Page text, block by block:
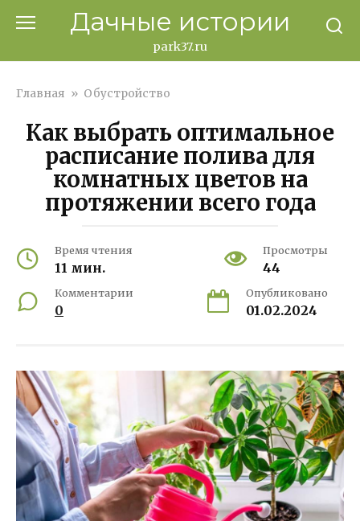
Дачные истории
park37.ru
Главная » Обустройство
Как выбрать оптимальное
расписание полива для
комнатных цветов на
протяжении всего года
Время чтения
11 мин.
Просмотры
44
Комментарии
0
Опубликовано
01.02.2024